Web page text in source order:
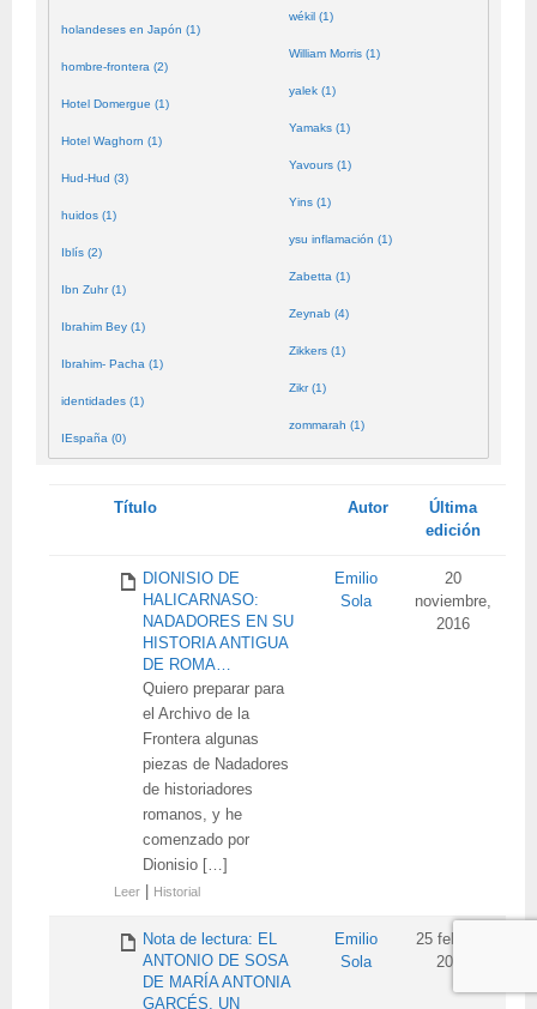
holandeses en Japón (1)
hombre-frontera (2)
Hotel Domergue (1)
Hotel Waghorn (1)
Hud-Hud (3)
huidos (1)
Iblís (2)
Ibn Zuhr (1)
Ibrahim Bey (1)
Ibrahim- Pacha (1)
identidades (1)
IEspaña (0)
wékil (1)
William Morris (1)
yalek (1)
Yamaks (1)
Yavours (1)
Yins (1)
ysu inflamación (1)
Zabetta (1)
Zeynab (4)
Zikkers (1)
Zikr (1)
zommarah (1)
Título Autor
Última
edición
DIONISIO DE
HALICARNASO:
NADADORES EN SU
HISTORIA ANTIGUA
DE ROMA…
Quiero preparar para
el Archivo de la
Frontera algunas
piezas de Nadadores
de historiadores
romanos, y he
comenzado por
Dionisio […]
Leer Historial
Emilio
Sola
20
noviembre,
2016
Nota de lectura: EL
ANTONIO DE SOSA
DE MARÍA ANTONIA
GARCÉS, UN
Emilio
Sola
25 febrero,
2012